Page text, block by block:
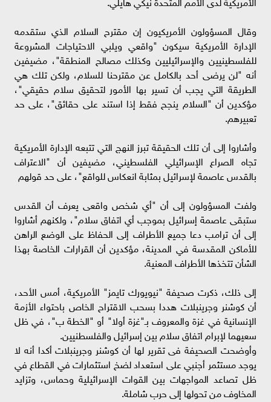
وقال المسؤولون الأمريكيون إن مقترح السلام الذي ستقدمه
الإدارة الأمريكية سيكون "واقعي ويلبي الاحتياجات المشروعة
للفلسطينيين والإسرائيليين وكذلك مصالح المنطقة"، مضيفين
أنه "لن يرضى أحد بالكامل عن مقترحنا للسلام، ولكن تلك هي
الطريقة التي يجب أن تسير بها الأمور لتحقيق سلام حقيقي"،
مؤكدين أن "السلام ينجح فقط إذا استند على حقائق"، على حد
تعبيرهم.
وأشاروا إلى أن تلك الحقيقة تبرز النهج التي تتبعه الإدارة الأمريكية
تجاه الصراع الإسرائيلي الفلسطيني، مضيفين أن "الاعتراف
بالقدس عاصمة لإسرائيل بمثابة انعكاس للواقع"، على حد قولهم
ولفت المسؤولون إلى أن "أي شخص واقعى يعرف أن القدس
ستبقى عاصمة إسرائيل بموجب أي اتفاق سلام"، ولكنهم أشاروا
إلى أن ترامب دعا جميع الأطراف إلى الحفاظ على الوضع الراهن
للأماكن المقدسة في المدينة، مؤكدين أن القرارات الخاصة بهذا
الشأن تتخذها الأطراف المعنية.
إلى ذلك، ذكرت صحيفة "نيويورك تايمز" الأمريكية، أمس الأحد،
أن كوشنر وجرينبلات هددا بسحب الاقتراح الخاص باحتواء الأزمة
الإنسانية في غزة والمعروف بـ"غزة أولا" أو "الخطة ب"، في ظل
سعيهما لإبرام اتفاق سلام بين إسرائيل والفلسطنيين.
وأوضحت الصحيفة فى تقرير لها أن كوشنر وجرينبلات أكدا أنه لا
يوجد مستثمر أجنبي على استعداد لضخ استثمارات في القطاع في
ظل تصاعد المواجهات بين القوات الإسرائيلية وحماس، وتزايد
المخاوف من تحولها إلى حرب شاملة.